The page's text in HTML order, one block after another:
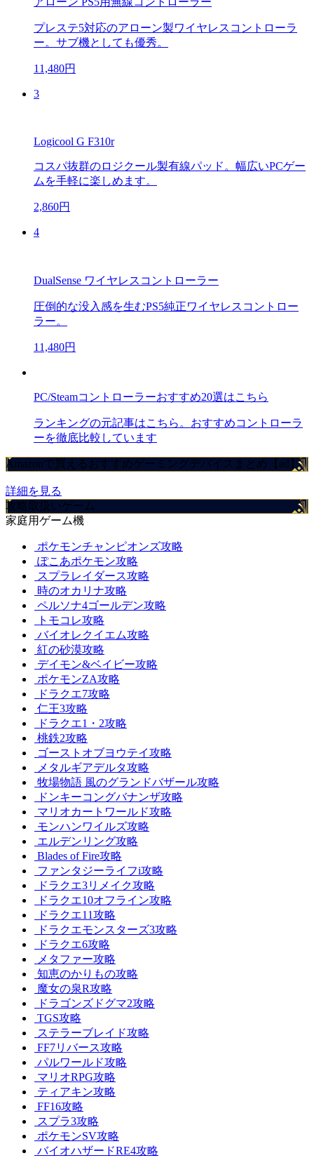
プレステ5対応のアローン製ワイヤレスコントローラ
ー。サブ機としても優秀。
11,480円
3
Logicool G F310r
コスパ抜群のロジクール製有線パッド。幅広いPCゲー
ムを手軽に楽しめます。
2,860円
4
DualSense ワイヤレスコントローラー
圧倒的な没入感を生むPS5純正ワイヤレスコントロー
ラー。
11,480円
PC/Steamコントローラーおすすめ20選はこちら
ランキングの元記事はこちら。おすすめコントローラ
ーを徹底比較しています
Amazonで買えるおすすめゲーミングデバイスまとめ【ad】
詳細を見る
攻略取扱いゲーム
家庭用ゲーム機
ポケモンチャンピオンズ攻略
ぽこあポケモン攻略
スプラレイダース攻略
時のオカリナ攻略
ペルソナ4ゴールデン攻略
トモコレ攻略
バイオレクイエム攻略
紅の砂漠攻略
デイモン&ベイビー攻略
ポケモンZA攻略
ドラクエ7攻略
仁王3攻略
ドラクエ1・2攻略
桃鉄2攻略
ゴーストオブヨウテイ攻略
メタルギアデルタ攻略
牧場物語 風のグランドバザール攻略
ドンキーコングバナンザ攻略
マリオカートワールド攻略
モンハンワイルズ攻略
エルデンリング攻略
Blades of Fire攻略
ファンタジーライフi攻略
ドラクエ3リメイク攻略
ドラクエ10オフライン攻略
ドラクエ11攻略
ドラクエモンスターズ3攻略
ドラクエ6攻略
メタファー攻略
知恵のかりもの攻略
魔女の泉R攻略
ドラゴンズドグマ2攻略
TGS攻略
ステラーブレイド攻略
FF7リバース攻略
パルワールド攻略
マリオRPG攻略
ティアキン攻略
FF16攻略
スプラ3攻略
ポケモンSV攻略
バイオハザードRE4攻略